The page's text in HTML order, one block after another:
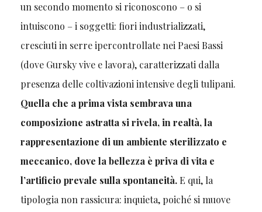
un secondo momento si riconoscono – o si
intuiscono – i soggetti: fiori industrializzati,
cresciuti in serre ipercontrollate nei Paesi Bassi
(dove Gursky vive e lavora), caratterizzati dalla
presenza delle coltivazioni intensive degli tulipani.
Quella che a prima vista sembrava una
composizione astratta si rivela, in realtà, la
rappresentazione di un ambiente sterilizzato e
meccanico, dove la bellezza è priva di vita e
l’artificio prevale sulla spontaneità.E qui, la
tipologia non rassicura: inquieta, poiché si muove